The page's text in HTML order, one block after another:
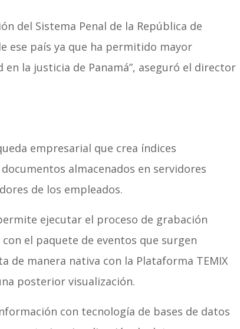
del Sistema Penal de la República de
ese país ya que ha permitido mayor
la justicia de Panamá”, aseguró el director
empresarial que crea índices
almacenados en servidores
de los empleados.
ejecutar el proceso de grabación
el paquete de eventos que surgen
de manera nativa con la Plataforma TEMIX
posterior visualización.
con tecnología de bases de datos